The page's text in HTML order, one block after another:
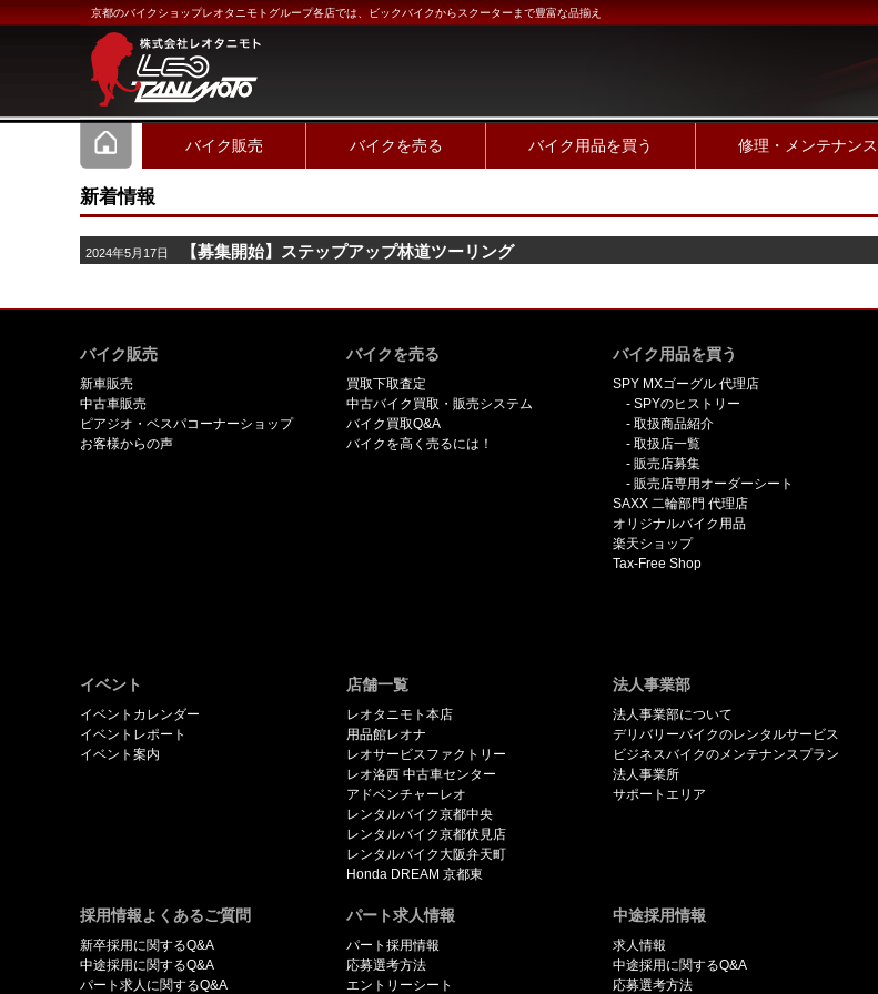
京都のバイクショップレオタニモトグループ各店では、ビックバイクからスクーターまで豊富な品揃え
バイク販売 バイクを売る バイク用品を買う 修理・メンテナンス
新着情報
2024年5月17日 【募集開始】ステップアップ林道ツーリング
バイク販売
新車販売
中古車販売
ピアジオ・ベスパコーナーショップ
お客様からの声
バイクを売る
買取下取査定
中古バイク買取・販売システム
バイク買取Q&A
バイクを高く売るには！
バイク用品を買う
SPY MXゴーグル 代理店
SPYのヒストリー
取扱商品紹介
取扱店一覧
販売店募集
販売店専用オーダーシート
SAXX 二輪部門 代理店
オリジナルバイク用品
楽天ショップ
Tax-Free Shop
イベント
イベントカレンダー
イベントレポート
イベント案内
店舗一覧
レオタニモト本店
用品館レオナ
レオサービスファクトリー
レオ洛西 中古車センター
アドベンチャーレオ
レンタルバイク京都中央
レンタルバイク京都伏見店
レンタルバイク大阪弁天町
Honda DREAM 京都東
法人事業部
法人事業部について
デリバリーバイクのレンタルサービス
ビジネスバイクのメンテナンスプラン
法人事業所
サポートエリア
採用情報よくあるご質問
新卒採用に関するQ&A
中途採用に関するQ&A
パート求人に関するQ&A
パート求人情報
パート採用情報
応募選考方法
エントリーシート
中途採用情報
求人情報
中途採用に関するQ&A
応募選考方法